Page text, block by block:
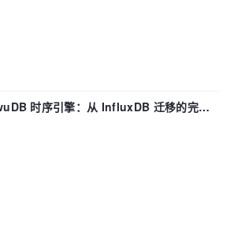
时序引擎：从 InfluxDB 迁移的完整